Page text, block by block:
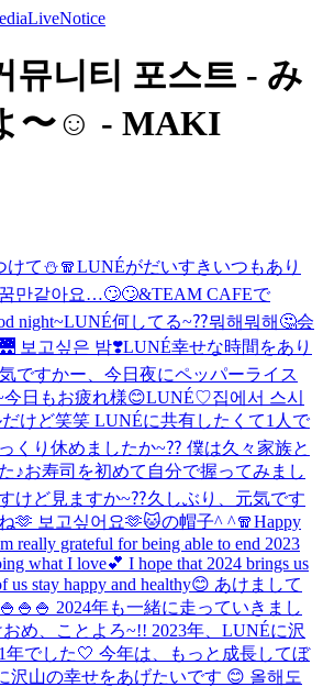
LiveNotice
니티 포스트 - み
〜☺️ - MAKI
けて⛄️🧣LUNÉがだいすき いつもあり
꿈만같아요…🙄🙄&TEAM CAFEで
night~LUNÉ何してる~⁇뭐해뭐해🤔会
보고싶은 밤❣️LUNÉ幸せな時間をあり
ですかー、今日夜にペッパーライス
日もお疲れ様😊LUNÉ♡집에서 스시
けど笑笑 LUNÉに共有したくて1人で
くり休めましたか~⁇ 僕は久々家族と
♪お寿司を初めて自分で握ってみまし
けど見ますか~⁇久しぶり、元気です
🫶 보고싶어요🫶🐱の帽子^ ^🧣Happy
really grateful for being able to end 2023
what I love💕 I hope that 2024 brings us
us stay happy and healthy😊 あけまして
2024年も一緒に走っていきまし
め、ことよろ~!! 2023年、LUNÉに沢
年でした🤍 今年は、もっと成長してぼ
沢山の幸せをあげたいです 😊 올해도